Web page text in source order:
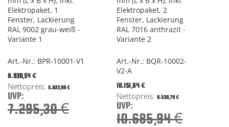
Elektropaket, 1
Fenster, Lackierung
RAL 9002 grau-weiß -
Variante 1
Art.-Nr.: BPR-10001-V1
Special
Price
6.930,54 €
5.823,98 €
UVP:
7.295,30 €
Elektropaket, 2
Fenster, Lackierung
RAL 7016 anthrazit -
Variante 2
Art.-Nr.: BQR-10002-
V2-A
Special
Price
10.151,64 €
8.530,79 €
UVP:
10.685,94 €